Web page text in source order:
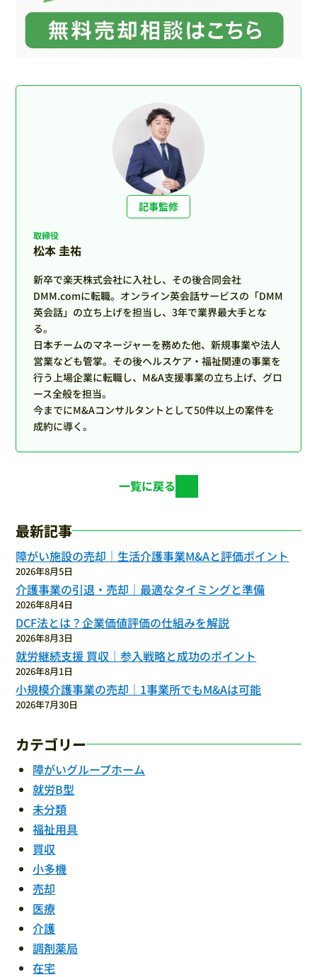
記事監修
取締役
松本 圭祐
新卒で楽天株式会社に入社し、その後合同会社
DMM.comに転職。オンライン英会話サービスの「DMM
英会話」の立ち上げを担当し、3年で業界最大手とな
る。
日本チームのマネージャーを務めた他、新規事業や法人
営業なども管掌。その後ヘルスケア・福祉関連の事業を
行う上場企業に転職し、M&A支援事業の立ち上げ、グロ
ース全般を担当。
今までにM&Aコンサルタントとして50件以上の案件を
成約に導く。
一覧に戻る
最新記事
障がい施設の売却｜生活介護事業M&Aと評価ポイント
2026年8月5日
介護事業の引退・売却｜最適なタイミングと準備
2026年8月4日
DCF法とは？企業価値評価の仕組みを解説
2026年8月3日
就労継続支援 買収｜参入戦略と成功のポイント
2026年8月1日
小規模介護事業の売却｜1事業所でもM&Aは可能
2026年7月30日
カテゴリー
障がいグループホーム
就労B型
未分類
福祉用具
買収
小多機
売却
医療
介護
調剤薬局
在宅